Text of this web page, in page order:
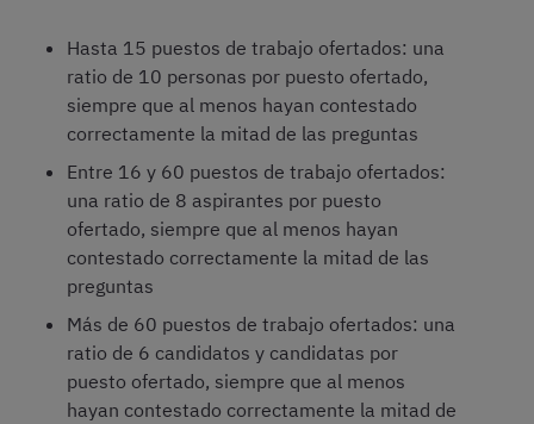
Hasta 15 puestos de trabajo ofertados: una
ratio de 10 personas por puesto ofertado,
siempre que al menos hayan contestado
correctamente la mitad de las preguntas
Entre 16 y 60 puestos de trabajo ofertados:
una ratio de 8 aspirantes por puesto
ofertado, siempre que al menos hayan
contestado correctamente la mitad de las
preguntas
Más de 60 puestos de trabajo ofertados: una
ratio de 6 candidatos y candidatas por
puesto ofertado, siempre que al menos
hayan contestado correctamente la mitad de